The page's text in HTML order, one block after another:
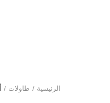
الرئيسية طاولات